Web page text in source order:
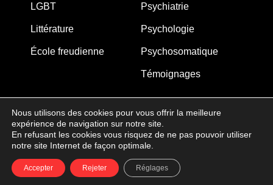
LGBT
Littérature
École freudienne
Psychiatrie
Psychologie
Psychosomatique
Témoignages
MJW-FEDITION.COM © 2005-2025 – La Gouberdière
14710 Saint-Martin de Blagny
Nous utilisons des cookies pour vous offrir la meilleure
expérience de navigation sur notre site.
En refusant les cookies vous risquez de ne pas pouvoir utiliser
notre site Internet de façon optimale.
Accepter Rejeter Réglages